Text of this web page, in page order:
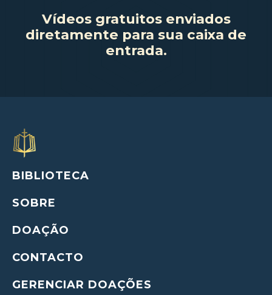
Vídeos gratuitos enviados
diretamente para sua caixa de
entrada.
BIBLIOTECA
SOBRE
DOAÇÃO
CONTACTO
GERENCIAR DOAÇÕES